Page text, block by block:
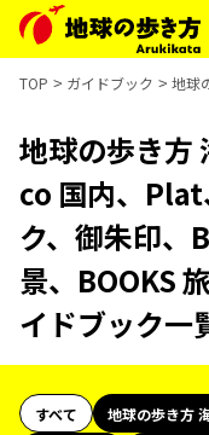
TOP ガイドブック 地球
地球の歩き方
co 国内、
ク、御朱印、
景、BOOKS
イドブック一
すべて 地球の歩き方